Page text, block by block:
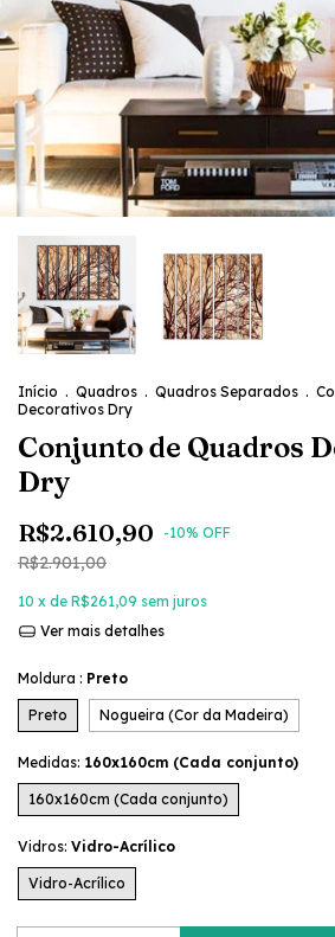
Início . Quadros . Quadros Separados .
Decorativos Dry
Conjunto de Quadros
Dry
R$2.610,90 -10% OFF
R$2.901,00
10 x de R$261,09 sem juros
Ver mais detalhes
Moldura : Preto
Preto Nogueira (Cor da Madeira)
Medidas: 160x160cm (Cada conjunto)
160x160cm (Cada conjunto)
Vidros: Vidro-Acrílico
Vidro-Acrílico